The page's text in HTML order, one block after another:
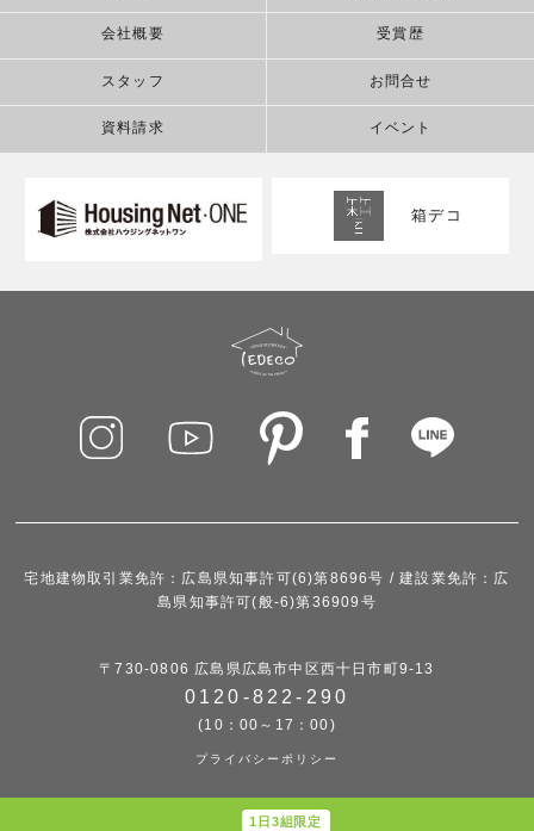
会社概要 受賞歴
スタッフ お問合せ
資料請求 イベント
箱デコ
宅地建物取引業免許：広島県知事許可(6)第8696号 / 建設業免許：広
島県知事許可(般-6)第36909号
〒730-0806 広島県広島市中区西十日市町9-13
0120-822-290
(10：00～17：00)
プライバシーポリシー
1日3組限定